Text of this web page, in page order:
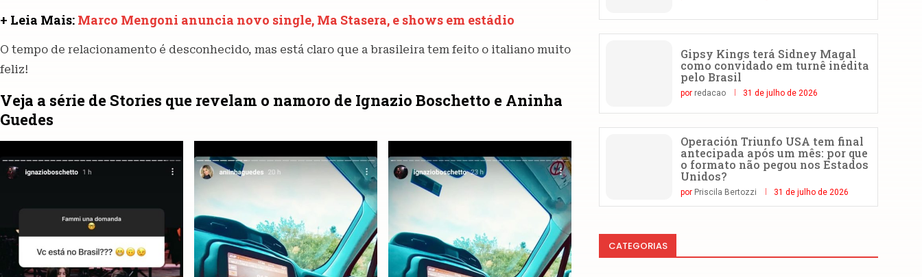
+ Leia Mais: Marco Mengoni anuncia novo single, Ma Stasera, e shows em estádio
O tempo de relacionamento é desconhecido, mas está claro que a brasileira tem feito o italiano muito
feliz!
Veja a série de Stories que revelam o namoro de Ignazio Boschetto e Aninha
Guedes
Gipsy Kings terá Sidney Magal
como convidado em turnê inédita
pelo Brasil
por redacao 31 de julho de 2026
Operación Triunfo USA tem final
antecipada após um mês: por que
o formato não pegou nos Estados
Unidos?
por Priscila Bertozzi 31 de julho de 2026
CATEGORIAS